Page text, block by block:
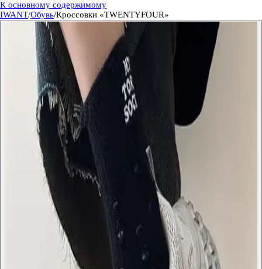
К основному содержимому
IWANT/Обувь/Кроссовки «TWENTYFOUR»